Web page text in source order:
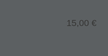
15,00 €